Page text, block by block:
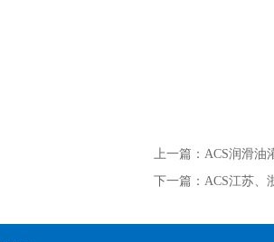
上一篇： ACS润滑油
下一篇： ACS江苏、